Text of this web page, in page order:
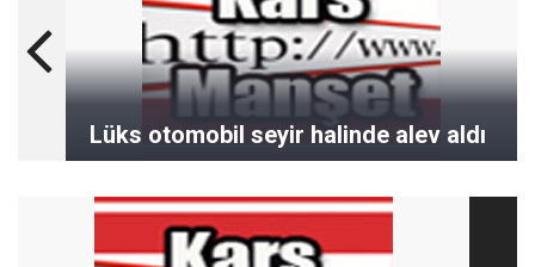
Lüks otomobil seyir halinde alev aldı